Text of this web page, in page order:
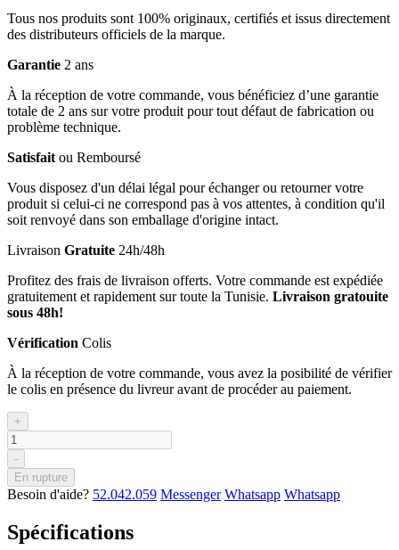
Tous nos produits sont 100% originaux, certifiés et issus directement
des distributeurs officiels de la marque.
Garantie 2 ans
À la réception de votre commande, vous bénéficiez d’une garantie
totale de 2 ans sur votre produit pour tout défaut de fabrication ou
problème technique.
Satisfait ou Remboursé
Vous disposez d'un délai légal pour échanger ou retourner votre
produit si celui-ci ne correspond pas à vos attentes, à condition qu'il
soit renvoyé dans son emballage d'origine intact.
Livraison Gratuite 24h/48h
Profitez des frais de livraison offerts. Votre commande est expédiée
gratuitement et rapidement sur toute la Tunisie. Livraison gratouite
sous 48h!
Vérification Colis
À la réception de votre commande, vous avez la posibilité de vérifier
le colis en présence du livreur avant de procéder au paiement.
+
-
En rupture
Besoin d'aide? 52.042.059 Messenger Whatsapp Whatsapp
Spécifications